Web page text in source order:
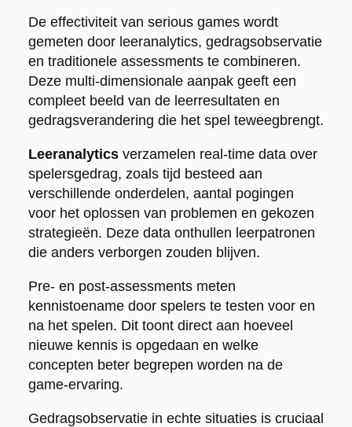
De effectiviteit van serious games wordt
gemeten door leeranalytics, gedragsobservatie
en traditionele assessments te combineren.
Deze multi-dimensionale aanpak geeft een
compleet beeld van de leerresultaten en
gedragsverandering die het spel teweegbrengt.
Leeranalyticsverzamelen real-time data over
spelersgedrag, zoals tijd besteed aan
verschillende onderdelen, aantal pogingen
voor het oplossen van problemen en gekozen
strategieën. Deze data onthullen leerpatronen
die anders verborgen zouden blijven.
Pre- en post-assessments meten
kennistoename door spelers te testen voor en
na het spelen. Dit toont direct aan hoeveel
nieuwe kennis is opgedaan en welke
concepten beter begrepen worden na de
game-ervaring.
Gedragsobservatie in echte situaties is cruciaal